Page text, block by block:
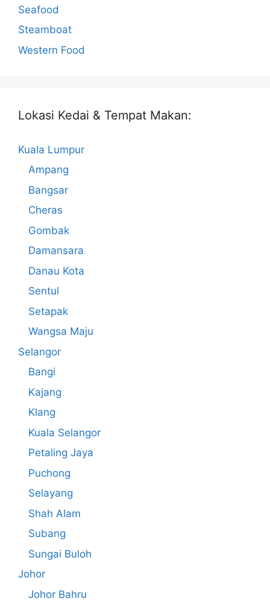
Seafood
Steamboat
Western Food
Lokasi Kedai & Tempat Makan:
Kuala Lumpur
Ampang
Bangsar
Cheras
Gombak
Damansara
Danau Kota
Sentul
Setapak
Wangsa Maju
Selangor
Bangi
Kajang
Klang
Kuala Selangor
Petaling Jaya
Puchong
Selayang
Shah Alam
Subang
Sungai Buloh
Johor
Johor Bahru